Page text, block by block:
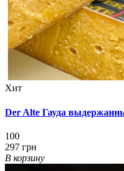
Хит
Der Alte Гауда
100
297 грн
В корзину